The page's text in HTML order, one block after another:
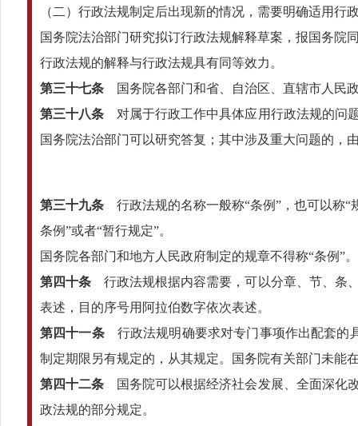
（二）行政法规制定后出现新的情况，需要明确适用行
国务院法治部门研究拟订行政法规解释草案，报国务院
行政法规的解释与行政法规具有同等效力。
第三十七条 国务院各部门和省、自治区、直辖市人民
第三十八条 对属于行政工作中具体应用行政法规的问
国务院法治部门可以研究答复；其中涉及重大问题的，
第三十九条 行政法规的名称一般称“条例”，也可以称“
条例”或者“暂行规定”。
国务院各部门和地方人民政府制定的规章不得称“条例”。
第四十条 行政法规根据内容需要，可以分章、节、条
表述，目的序号用阿拉伯数字依次表述。
第四十一条行政法规明确要求对专门事项作出配套的
制定期限另有规定的，从其规定。国务院有关部门未能
第四十二条 国务院可以根据经济社会发展、全面深化
政法规的部分规定。